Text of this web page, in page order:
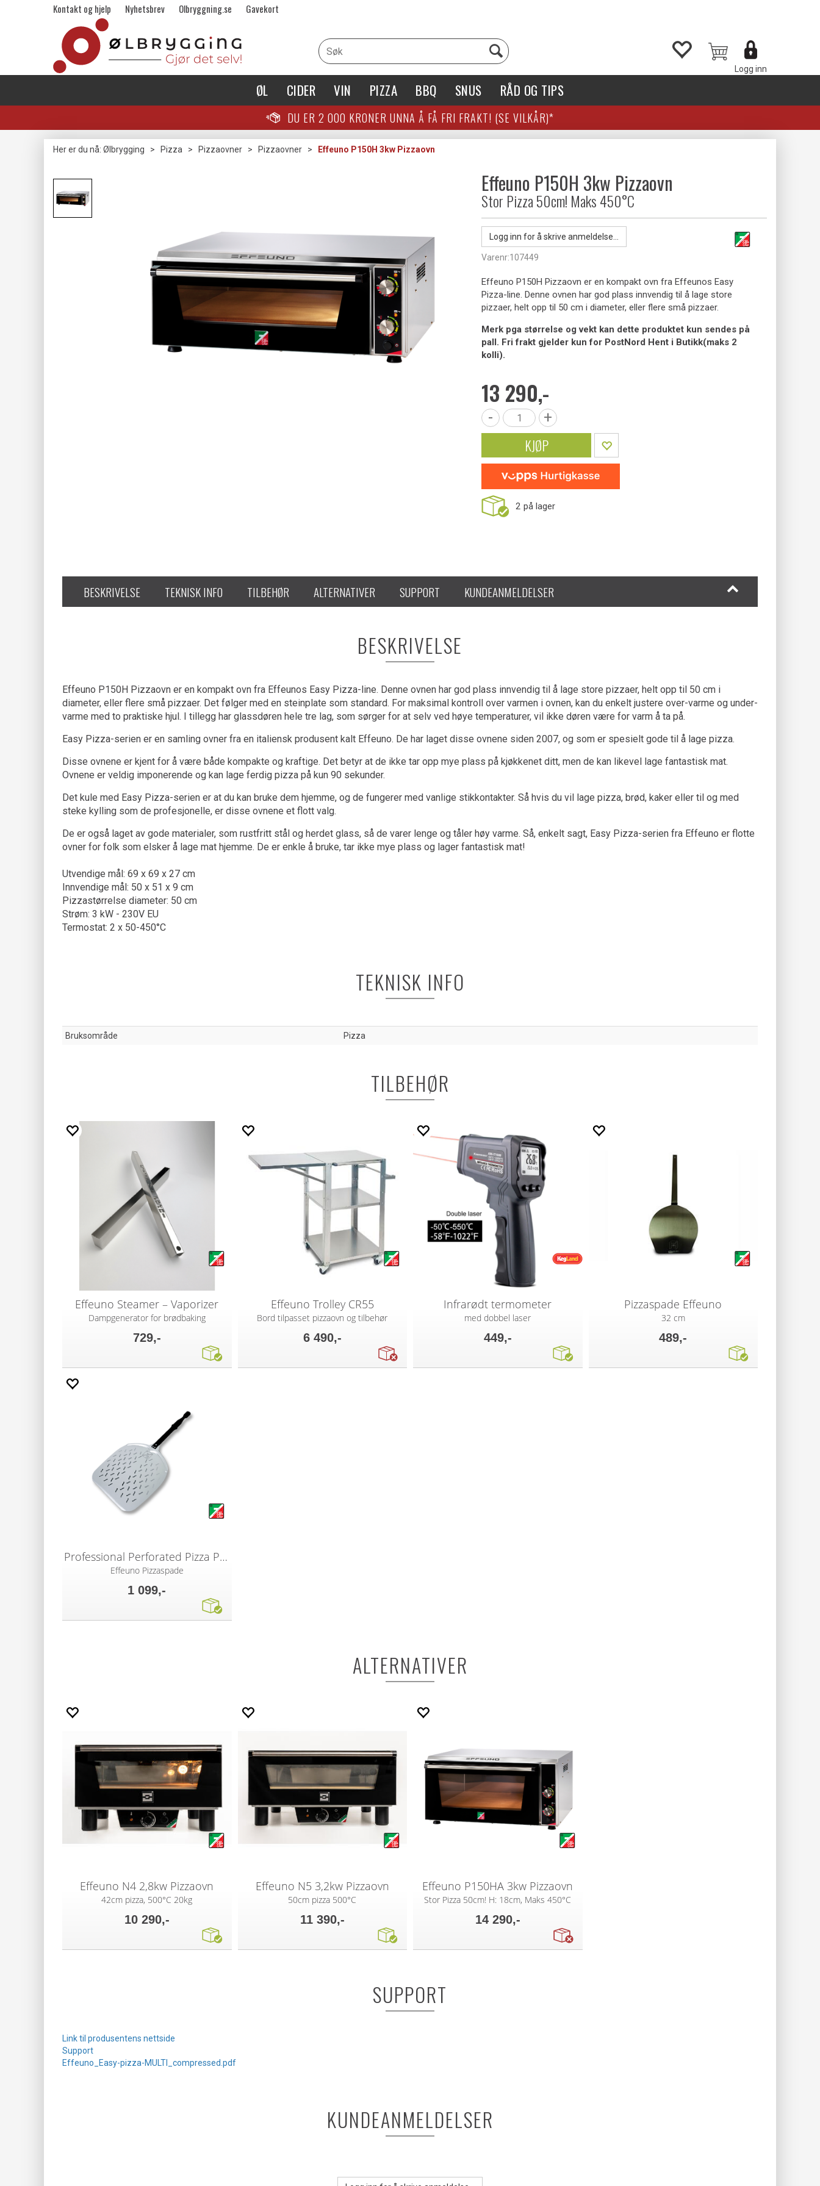
Kontakt og hjelp Nyhetsbrev Olbryggning.se Gavekort
Logg inn
ØL CIDER VIN PIZZA BBQ SNUS RÅD OG TIPS
DU ER 2 000 KRONER UNNA Å FÅ FRI FRAKT! (SE VILKÅR)*
Her er du nå: Ølbrygging > Pizza > Pizzaovner > Pizzaovner > Effeuno P150H 3kw Pizzaovn
Effeuno P150H 3kw Pizzaovn
Stor Pizza 50cm! Maks 450°C
Logg inn for å skrive anmeldelse...
Varenr:107449
Effeuno P150H Pizzaovn er en kompakt ovn fra Effeunos Easy
Pizza-line. Denne ovnen har god plass innvendig til å lage store
pizzaer, helt opp til 50 cm i diameter, eller flere små pizzaer.
Merk pga størrelse og vekt kan dette produktet kun sendes på
pall. Fri frakt gjelder kun for PostNord Hent i Butikk(maks 2
kolli).
13 290,-
- +
KJØP
2 på lager
BESKRIVELSE TEKNISK INFO TILBEHØR ALTERNATIVER SUPPORT KUNDEANMELDELSER
BESKRIVELSE
Effeuno P150H Pizzaovn er en kompakt ovn fra Effeunos Easy Pizza-line. Denne ovnen har god plass innvendig til å lage store pizzaer, helt opp til 50 cm i
diameter, eller flere små pizzaer. Det følger med en steinplate som standard. For maksimal kontroll over varmen i ovnen, kan du enkelt justere over-varme og under-
varme med to praktiske hjul. I tillegg har glassdøren hele tre lag, som sørger for at selv ved høye temperaturer, vil ikke døren være for varm å ta på.
Easy Pizza-serien er en samling ovner fra en italiensk produsent kalt Effeuno. De har laget disse ovnene siden 2007, og som er spesielt gode til å lage pizza.
Disse ovnene er kjent for å være både kompakte og kraftige. Det betyr at de ikke tar opp mye plass på kjøkkenet ditt, men de kan likevel lage fantastisk mat.
Ovnene er veldig imponerende og kan lage ferdig pizza på kun 90 sekunder.
Det kule med Easy Pizza-serien er at du kan bruke dem hjemme, og de fungerer med vanlige stikkontakter. Så hvis du vil lage pizza, brød, kaker eller til og med
steke kylling som de profesjonelle, er disse ovnene et flott valg.
De er også laget av gode materialer, som rustfritt stål og herdet glass, så de varer lenge og tåler høy varme. Så, enkelt sagt, Easy Pizza-serien fra Effeuno er flotte
ovner for folk som elsker å lage mat hjemme. De er enkle å bruke, tar ikke mye plass og lager fantastisk mat!
Utvendige mål: 69 x 69 x 27 cm
Innvendige mål: 50 x 51 x 9 cm
Pizzastørrelse diameter: 50 cm
Strøm: 3 kW - 230V EU
Termostat: 2 x 50-450°C
TEKNISK INFO
Bruksområde Pizza
TILBEHØR
Effeuno Steamer – Vaporizer
Dampgenerator for brødbaking
729,-
Effeuno Trolley CR55
Bord tilpasset pizzaovn og tilbehør
6 490,-
Infrarødt termometer
med dobbel laser
449,-
Pizzaspade Effeuno
32 cm
489,-
Professional Perforated Pizza Peel
Effeuno Pizzaspade
1 099,-
ALTERNATIVER
Effeuno N4 2,8kw Pizzaovn
42cm pizza, 500°C 20kg
10 290,-
Effeuno N5 3,2kw Pizzaovn
50cm pizza 500°C
11 390,-
Effeuno P150HA 3kw Pizzaovn
Stor Pizza 50cm! H: 18cm, Maks 450°C
14 290,-
SUPPORT
Link til produsentens nettside
Support
Effeuno_Easy-pizza-MULTI_compressed.pdf
KUNDEANMELDELSER